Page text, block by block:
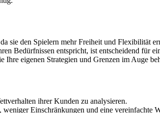
sie den Spielern mehr Freiheit und Flexibilität
Bedürfnissen entspricht, ist entscheidend für
eigenen Strategien und Grenzen im Auge
ihrer Kunden zu analysieren.
weniger Einschränkungen und eine vereinfachte